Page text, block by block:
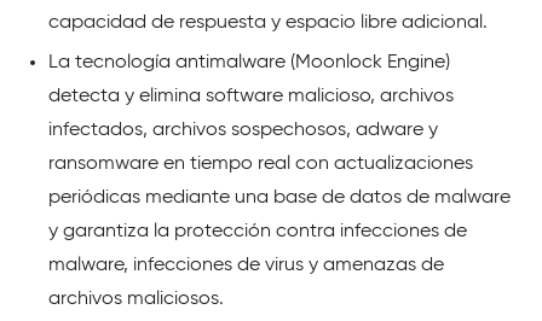
capacidad de respuesta y espacio libre adicional.
La tecnología antimalware (Moonlock Engine)
detecta y elimina software malicioso, archivos
infectados, archivos sospechosos, adware y
ransomware en tiempo real con actualizaciones
periódicas mediante una base de datos de malware
y garantiza la protección contra infecciones de
malware, infecciones de virus y amenazas de
archivos maliciosos.